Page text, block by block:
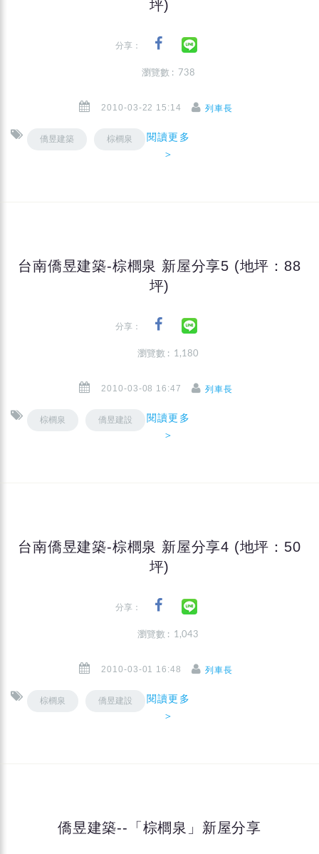
坪)
分享：
瀏覽數 : 738
2010-03-22 15:14 列車長
僑昱建築 棕櫚泉
閱讀更多
＞
台南僑昱建築-棕櫚泉 新屋分享5 (地坪：88
坪)
分享：
瀏覽數 : 1,180
2010-03-08 16:47 列車長
棕櫚泉 僑昱建設
閱讀更多
＞
台南僑昱建築-棕櫚泉 新屋分享4 (地坪：50
坪)
分享：
瀏覽數 : 1,043
2010-03-01 16:48 列車長
棕櫚泉 僑昱建設
閱讀更多
＞
僑昱建築--「棕櫚泉」新屋分享